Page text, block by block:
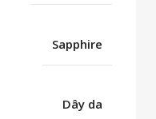
Sapphire
Dây da